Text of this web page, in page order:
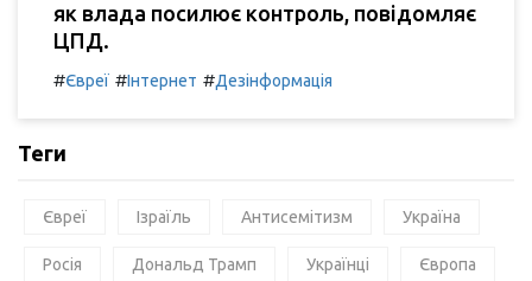
як влада посилює контроль, повідомляє
ЦПД.
#Євреї #Інтернет #Дезінформація
Теги
Євреї Ізраїль Антисемітизм Україна
Росія Дональд Трамп Українці Європа